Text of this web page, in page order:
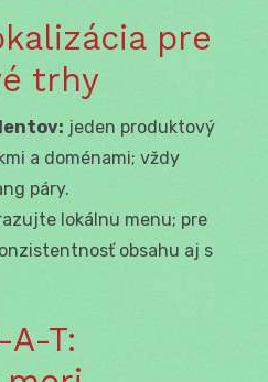
pre
trhy
jeden produktový
a doménami; vždy
páry.
lokálnu menu; pre
obsahu aj s
A-T: